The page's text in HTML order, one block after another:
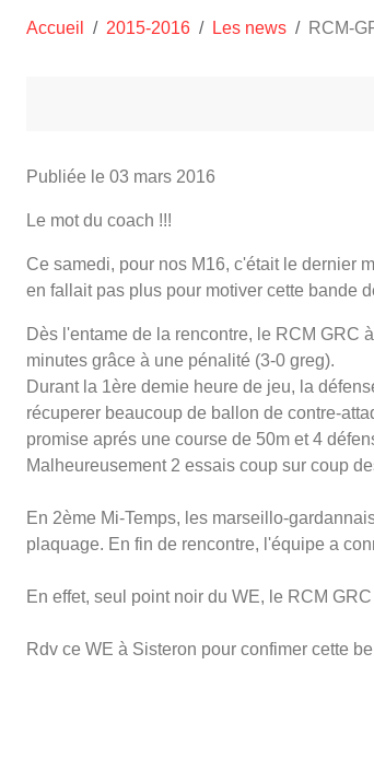
Accueil 2015-2016 Les news RCM-
Publiée le 03 mars 2016
Le mot du coach !!!
Ce samedi, pour nos M16, c'était le dernier
en fallait pas plus pour motiver cette bande
Dès l'entame de la rencontre, le RCM GRC
minutes grâce à une pénalité (3-0 greg).
Durant la 1ère demie heure de jeu, la
récuperer beaucoup de ballon de contre-
promise aprés une course de 50m et 4
Malheureusement 2 essais coup sur coup
En 2ème Mi-Temps, les marseillo-
plaquage. En fin de rencontre, l'équipe a
En effet, seul point noir du WE, le RCM
Rdv ce WE à Sisteron pour confimer cette